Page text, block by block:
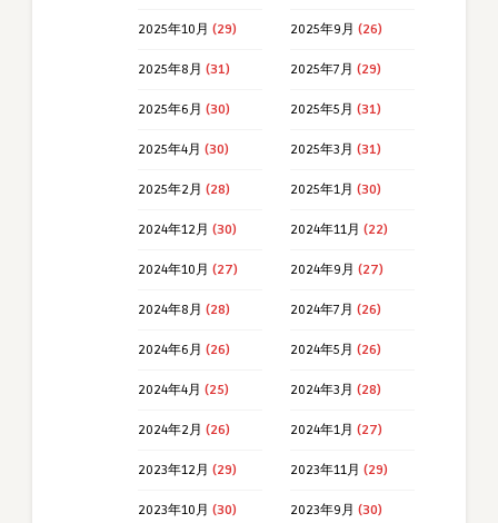
2025年10月 (29) 2025年9月 (26)
2025年8月 (31) 2025年7月 (29)
2025年6月 (30) 2025年5月 (31)
2025年4月 (30) 2025年3月 (31)
2025年2月 (28) 2025年1月 (30)
2024年12月 (30) 2024年11月 (22)
2024年10月 (27) 2024年9月 (27)
2024年8月 (28) 2024年7月 (26)
2024年6月 (26) 2024年5月 (26)
2024年4月 (25) 2024年3月 (28)
2024年2月 (26) 2024年1月 (27)
2023年12月 (29) 2023年11月 (29)
2023年10月 (30) 2023年9月 (30)